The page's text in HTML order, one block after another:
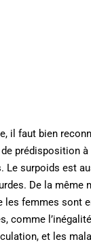
il faut bien
prédisposition
surpoids est
De la
femmes sont
et les